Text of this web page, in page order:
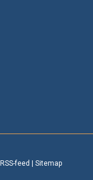
RSS-feed Sitemap